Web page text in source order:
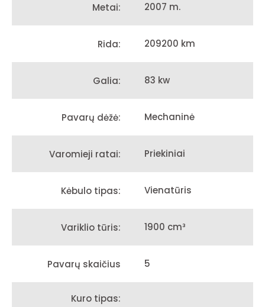
Metai: 2007 m.
Rida: 209200 km
Galia: 83 kw
Pavarų dėžė: Mechaninė
Varomieji ratai: Priekiniai
Kėbulo tipas: Vienatūris
Variklio tūris: 1900 cm³
Pavarų skaičius 5
Kuro tipas: